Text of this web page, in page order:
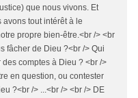
que nous vivons. Et
tout intérêt à le
propre bien-être.<br /> <br
fâcher de Dieu ?<br /> Qui
comptes à Dieu ? <br />
en question, ou contester
?<br /> ...<br /> <br /> DE